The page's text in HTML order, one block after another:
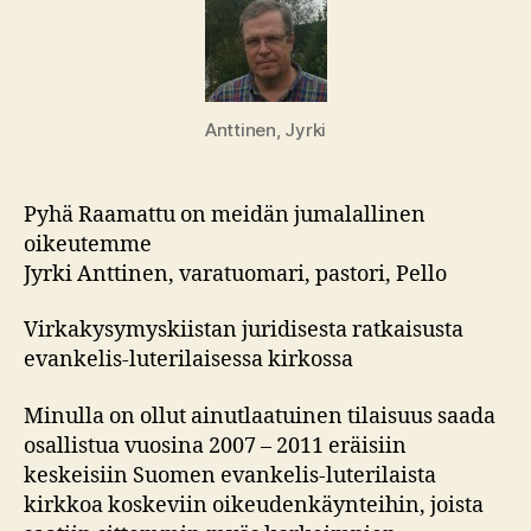
Anttinen, Jyrki
Pyhä Raamattu on meidän jumalallinen
oikeutemme
Jyrki Anttinen, varatuomari, pastori, Pello
Virkakysymyskiistan juridisesta ratkaisusta
evankelis-luterilaisessa kirkossa
Minulla on ollut ainutlaatuinen tilaisuus saada
osallistua vuosina 2007 – 2011 eräisiin
keskeisiin Suomen evankelis-luterilaista
kirkkoa koskeviin oikeudenkäynteihin, joista